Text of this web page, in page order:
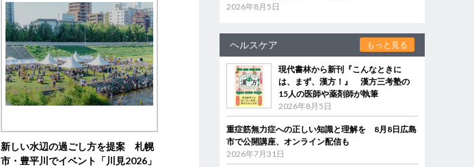
新しい水辺の過ごし方を提案 札幌
市・豊平川でイベント「川見2026」
2026年8月5日
ヘルスケア もっと見る
現代書林から新刊『こんなときに
は、まず、漢方！』 漢方三考塾の
15人の医師や薬剤師が執筆
2026年8月5日
重症筋無力症への正しい知識と理解を 8月8日広島
市で公開講座、オンライン配信も
2026年7月31日